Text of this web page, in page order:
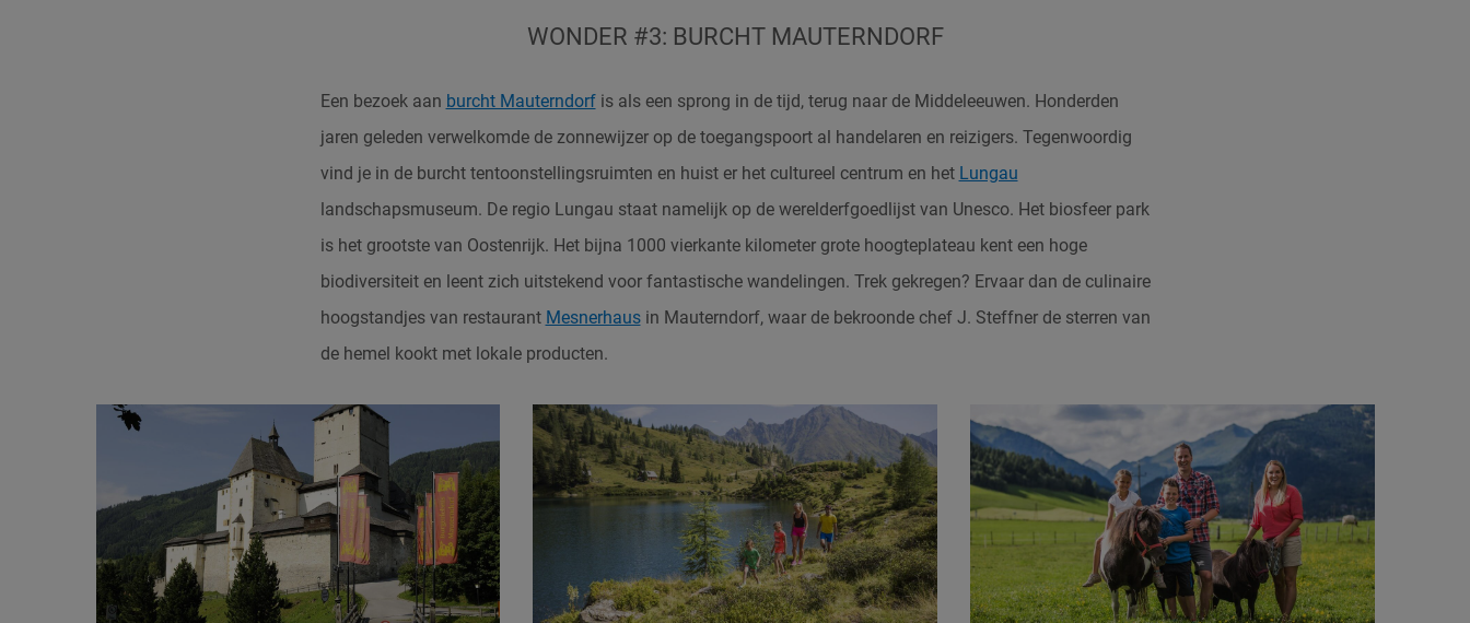
WONDER #3: BURCHT MAUTERNDORF
Een bezoek aan burcht Mauterndorfis als een sprong in de tijd, terug naar de Middeleeuwen. Honderden
jaren geleden verwelkomde de zonnewijzer op de toegangspoort al handelaren en reizigers. Tegenwoordig
vind je in de burcht tentoonstellingsruimten en huist er het cultureel centrum en het Lungau
landschapsmuseum. De regio Lungau staat namelijk op de werelderfgoedlijst van Unesco. Het biosfeer park
is het grootste van Oostenrijk. Het bijna 1000 vierkante kilometer grote hoogteplateau kent een hoge
biodiversiteit en leent zich uitstekend voor fantastische wandelingen. Trek gekregen? Ervaar dan de culinaire
hoogstandjes van restaurant Mesnerhausin Mauterndorf, waar de bekroonde chef J. Steffner de sterren van
de hemel kookt met lokale producten.